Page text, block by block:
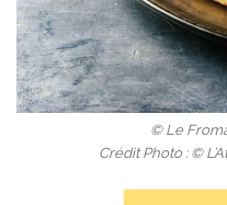
© Le
Crédit Photo : ©